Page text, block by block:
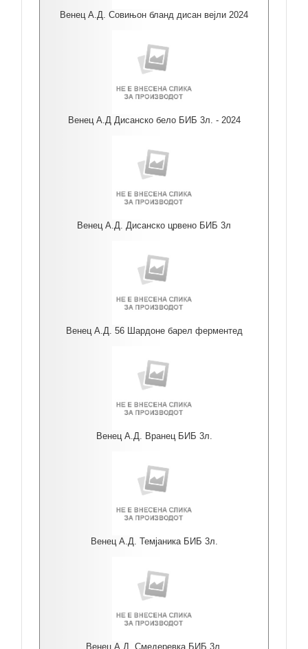
Венец А.Д. Совињон бланд дисан вејли 2024
Венец А.Д Дисанско бело БИБ 3л. - 2024
Венец А.Д. Дисанско црвено БИБ 3л
Венец А.Д. 56 Шардоне барел ферментед
Венец А.Д. Вранец БИБ 3л.
Венец А.Д. Темјаника БИБ 3л.
Венец А.Д. Смедеревка БИБ 3л.